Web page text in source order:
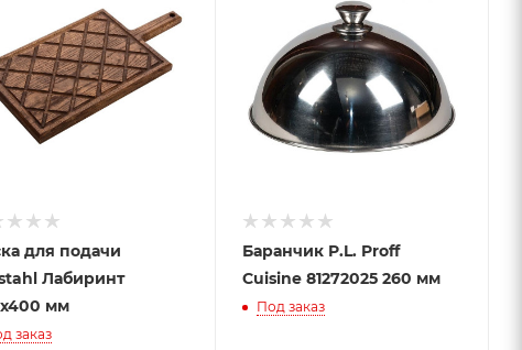
для подачи
Лабиринт
мм
заказ
Баранчик P.L. Proff
Cuisine 81272025 260 мм
Под заказ